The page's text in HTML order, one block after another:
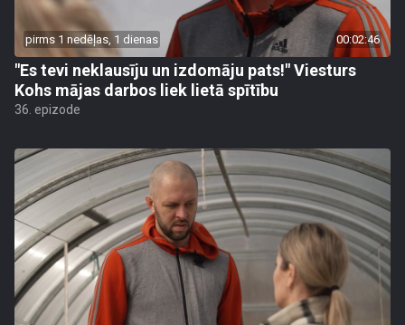
pirms 1 nedēļas, 1 dienas 00:02:46
"Es tevi neklausīju un izdomāju pats!" Viesturs
Kohs mājas darbos liek lietā spītību
36. epizode